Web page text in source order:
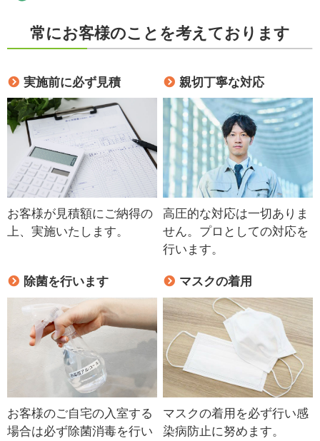
常にお客様のことを考えております
実施前に必ず見積
お客様が見積額にご納得の
上、実施いたします。
親切丁寧な対応
高圧的な対応は一切ありま
せん。プロとしての対応を
行います。
除菌を行います
お客様のご自宅の入室する
場合は必ず除菌消毒を行い
マスクの着用
マスクの着用を必ず行い感
染病防止に努めます。